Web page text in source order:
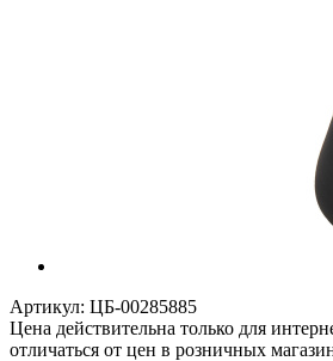
Артикул: ЦБ-00285885
Цена действительна только для
отличаться от цен в розничных